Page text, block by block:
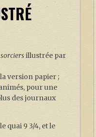
illustrée par
version papier ;
pour une
des journaux
quai 9 3/4, et le